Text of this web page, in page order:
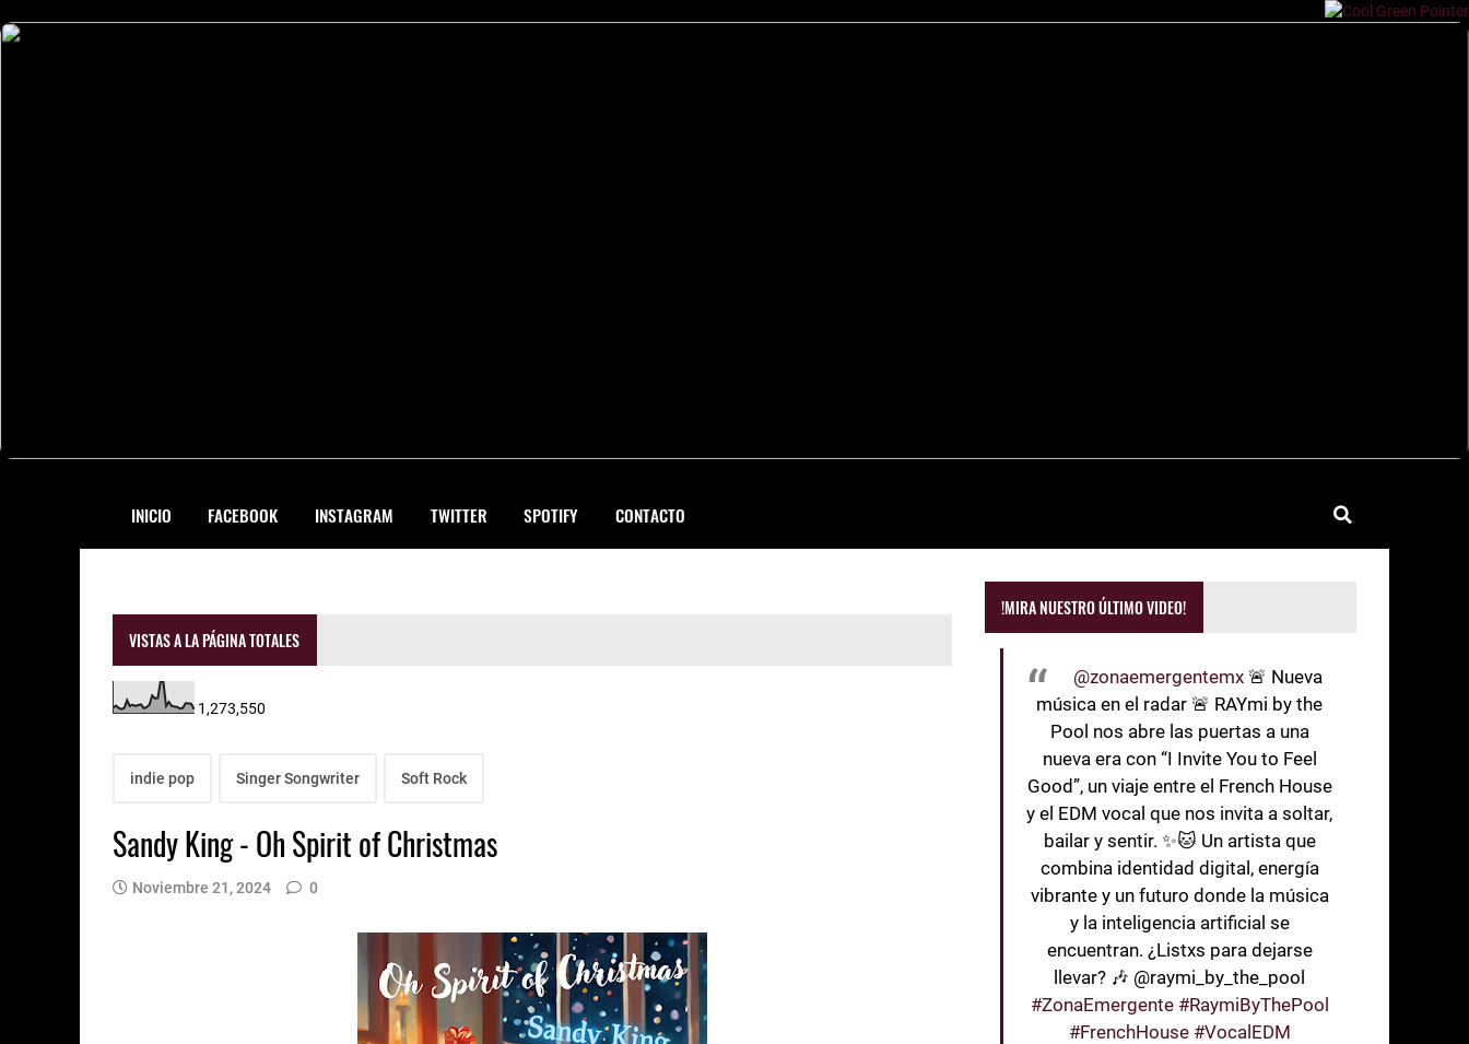
INICIO FACEBOOK INSTAGRAM TWITTER SPOTIFY CONTACTO
VISTAS A LA PÁGINA TOTALES
1,273,550
indie pop Singer Songwriter Soft Rock
Sandy King - Oh Spirit of Christmas
Noviembre 21, 2024 0
!MIRA NUESTRO ÚLTIMO VIDEO!
@zonaemergentemx 🚨 Nueva
música en el radar 🚨 RAYmi by the
Pool nos abre las puertas a una
nueva era con “I Invite You to Feel
Good”, un viaje entre el French House
y el EDM vocal que nos invita a soltar,
bailar y sentir. ✨🐱 Un artista que
combina identidad digital, energía
vibrante y un futuro donde la música
y la inteligencia artificial se
encuentran. ¿Listxs para dejarse
llevar? 🎶 @raymi_by_the_pool
#ZonaEmergente #RaymiByThePool
#FrenchHouse #VocalEDM